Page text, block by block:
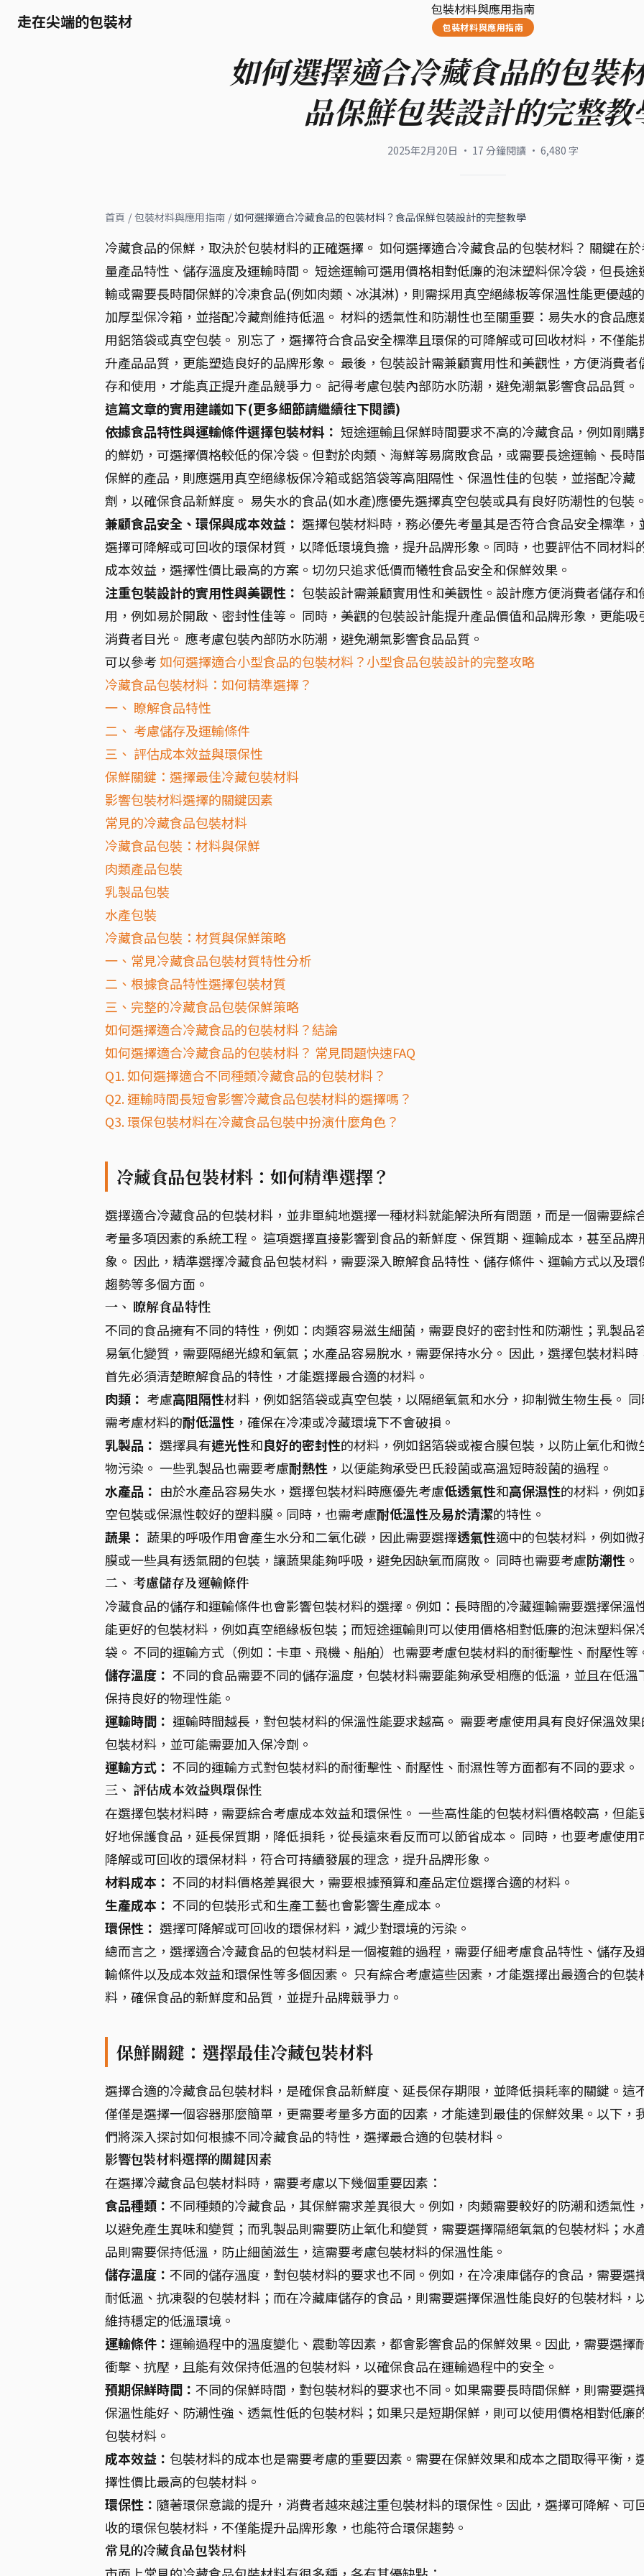
走在尖端的包裝材
包裝材料與應用指南
包裝材料與應用指南
如何選擇適合冷藏食品的包裝
品保鮮包裝設計的完整教
2025年2月20日 · 17 分鐘閱讀 · 6,480 字
首頁 / 包裝材料與應用指南 / 如何選擇適合冷藏食品的包裝材料？食品保鮮包裝設計的完整教學
冷藏食品的保鮮，取決於包裝材料的正確選擇。 如何選擇適合冷藏食品的包裝材料？ 關鍵在於
量產品特性、儲存溫度及運輸時間。 短途運輸可選用價格相對低廉的泡沫塑料保冷袋，但長途
輸或需要長時間保鮮的冷凍食品(例如肉類、冰淇淋)，則需採用真空絕緣板等保溫性能更優越的
加厚型保冷箱，並搭配冷藏劑維持低溫。 材料的透氣性和防潮性也至關重要：易失水的食品應
用鋁箔袋或真空包裝。 別忘了，選擇符合食品安全標準且環保的可降解或可回收材料，不僅能
升產品品質，更能塑造良好的品牌形象。 最後，包裝設計需兼顧實用性和美觀性，方便消費者
存和使用，才能真正提升產品競爭力。 記得考慮包裝內部防水防潮，避免潮氣影響食品品質。
這篇文章的實用建議如下(更多細節請繼續往下閱讀)
依據食品特性與運輸條件選擇包裝材料： 短途運輸且保鮮時間要求不高的冷藏食品，例如剛購
的鮮奶，可選擇價格較低的保冷袋。但對於肉類、海鮮等易腐敗食品，或需要長途運輸、長時
保鮮的產品，則應選用真空絕緣板保冷箱或鋁箔袋等高阻隔性、保溫性佳的包裝，並搭配冷藏
劑，以確保食品新鮮度。 易失水的食品(如水產)應優先選擇真空包裝或具有良好防潮性的包裝。
兼顧食品安全、環保與成本效益： 選擇包裝材料時，務必優先考量其是否符合食品安全標準，
選擇可降解或可回收的環保材質，以降低環境負擔，提升品牌形象。同時，也要評估不同材料
成本效益，選擇性價比最高的方案。切勿只追求低價而犧牲食品安全和保鮮效果。
注重包裝設計的實用性與美觀性： 包裝設計需兼顧實用性和美觀性。設計應方便消費者儲存和
用，例如易於開啟、密封性佳等。 同時，美觀的包裝設計能提升產品價值和品牌形象，更能吸
消費者目光。 應考慮包裝內部防水防潮，避免潮氣影響食品品質。
可以參考如何選擇適合小型食品的包裝材料？小型食品包裝設計的完整攻略
冷藏食品包裝材料：如何精準選擇？
一、 瞭解食品特性
二、 考慮儲存及運輸條件
三、 評估成本效益與環保性
保鮮關鍵：選擇最佳冷藏包裝材料
影響包裝材料選擇的關鍵因素
常見的冷藏食品包裝材料
冷藏食品包裝：材料與保鮮
肉類產品包裝
乳製品包裝
水產包裝
冷藏食品包裝：材質與保鮮策略
一、常見冷藏食品包裝材質特性分析
二、根據食品特性選擇包裝材質
三、完整的冷藏食品包裝保鮮策略
如何選擇適合冷藏食品的包裝材料？結論
如何選擇適合冷藏食品的包裝材料？ 常見問題快速FAQ
Q1. 如何選擇適合不同種類冷藏食品的包裝材料？
Q2. 運輸時間長短會影響冷藏食品包裝材料的選擇嗎？
Q3. 環保包裝材料在冷藏食品包裝中扮演什麼角色？
冷藏食品包裝材料：如何精準選擇？
選擇適合冷藏食品的包裝材料，並非單純地選擇一種材料就能解決所有問題，而是一個需要綜
考量多項因素的系統工程。 這項選擇直接影響到食品的新鮮度、保質期、運輸成本，甚至品牌
象。 因此，精準選擇冷藏食品包裝材料，需要深入瞭解食品特性、儲存條件、運輸方式以及環
趨勢等多個方面。
一、 瞭解食品特性
不同的食品擁有不同的特性，例如：肉類容易滋生細菌，需要良好的密封性和防潮性；乳製品
易氧化變質，需要隔絕光線和氧氣；水產品容易脫水，需要保持水分。 因此，選擇包裝材料時
首先必須清楚瞭解食品的特性，才能選擇最合適的材料。
肉類： 考慮高阻隔性材料，例如鋁箔袋或真空包裝，以隔絕氧氣和水分，抑制微生物生長。
需考慮材料的耐低溫性 ，確保在冷凍或冷藏環境下不會破損。
乳製品： 選擇具有遮光性和良好的密封性的材料，例如鋁箔袋或複合膜包裝，以防止氧化和微
物污染。 一些乳製品也需要考慮耐熱性 ，以便能夠承受巴氏殺菌或高溫短時殺菌的過程。
水產品： 由於水產品容易失水，選擇包裝材料時應優先考慮低透氣性和高保濕性的材料，例如
空包裝或保濕性較好的塑料膜。同時，也需考慮耐低溫性及易於清潔的特性。
蔬果： 蔬果的呼吸作用會產生水分和二氧化碳，因此需要選擇透氣性適中的包裝材料，例如微
膜或一些具有透氣閥的包裝，讓蔬果能夠呼吸，避免因缺氧而腐敗。 同時也需要考慮防潮性 。
二、 考慮儲存及運輸條件
冷藏食品的儲存和運輸條件也會影響包裝材料的選擇。例如：長時間的冷藏運輸需要選擇保溫
能更好的包裝材料，例如真空絕緣板包裝；而短途運輸則可以使用價格相對低廉的泡沫塑料保
袋。 不同的運輸方式（例如：卡車、飛機、船舶）也需要考慮包裝材料的耐衝擊性、耐壓性等
儲存溫度： 不同的食品需要不同的儲存溫度，包裝材料需要能夠承受相應的低溫，並且在低溫
保持良好的物理性能。
運輸時間： 運輸時間越長，對包裝材料的保溫性能要求越高。 需要考慮使用具有良好保溫效果
包裝材料，並可能需要加入保冷劑。
運輸方式： 不同的運輸方式對包裝材料的耐衝擊性、耐壓性、耐濕性等方面都有不同的要求。
三、 評估成本效益與環保性
在選擇包裝材料時，需要綜合考慮成本效益和環保性。 一些高性能的包裝材料價格較高，但能
好地保護食品，延長保質期，降低損耗，從長遠來看反而可以節省成本。 同時，也要考慮使用
降解或可回收的環保材料，符合可持續發展的理念，提升品牌形象。
材料成本： 不同的材料價格差異很大，需要根據預算和產品定位選擇合適的材料。
生產成本： 不同的包裝形式和生產工藝也會影響生產成本。
環保性： 選擇可降解或可回收的環保材料，減少對環境的污染。
總而言之，選擇適合冷藏食品的包裝材料是一個複雜的過程，需要仔細考慮食品特性、儲存及
輸條件以及成本效益和環保性等多個因素。 只有綜合考慮這些因素，才能選擇出最適合的包裝
料，確保食品的新鮮度和品質，並提升品牌競爭力。
保鮮關鍵：選擇最佳冷藏包裝材料
選擇合適的冷藏食品包裝材料，是確保食品新鮮度、延長保存期限，並降低損耗率的關鍵。這
僅僅是選擇一個容器那麼簡單，更需要考量多方面的因素，才能達到最佳的保鮮效果。以下，
們將深入探討如何根據不同冷藏食品的特性，選擇最合適的包裝材料。
影響包裝材料選擇的關鍵因素
在選擇冷藏食品包裝材料時，需要考慮以下幾個重要因素：
食品種類： 不同種類的冷藏食品，其保鮮需求差異很大。例如，肉類需要較好的防潮和透氣性，
以避免產生異味和變質；而乳製品則需要防止氧化和變質，需要選擇隔絕氧氣的包裝材料；水
品則需要保持低溫，防止細菌滋生，這需要考慮包裝材料的保溫性能。
儲存溫度： 不同的儲存溫度，對包裝材料的要求也不同。例如，在冷凍庫儲存的食品，需要選
耐低溫、抗凍裂的包裝材料；而在冷藏庫儲存的食品，則需要選擇保溫性能良好的包裝材料，
維持穩定的低溫環境。
運輸條件： 運輸過程中的溫度變化、震動等因素，都會影響食品的保鮮效果。因此，需要選擇
衝擊、抗壓，且能有效保持低溫的包裝材料，以確保食品在運輸過程中的安全。
預期保鮮時間： 不同的保鮮時間，對包裝材料的要求也不同。如果需要長時間保鮮，則需要選
保溫性能好、防潮性強、透氣性低的包裝材料；如果只是短期保鮮，則可以使用價格相對低廉
包裝材料。
成本效益： 包裝材料的成本也是需要考慮的重要因素。需要在保鮮效果和成本之間取得平衡，
擇性價比最高的包裝材料。
環保性： 隨著環保意識的提升，消費者越來越注重包裝材料的環保性。因此，選擇可降解、可
收的環保包裝材料，不僅能提升品牌形象，也能符合環保趨勢。
常見的冷藏食品包裝材料